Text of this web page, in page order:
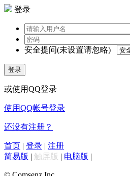
登录
安全提问(未设置请忽略)
登录
或使用QQ登录
使用QQ帐号登录
还没有注册？
首页 | 登录 | 注册
简易版 | 触屏版 | 电脑版 |